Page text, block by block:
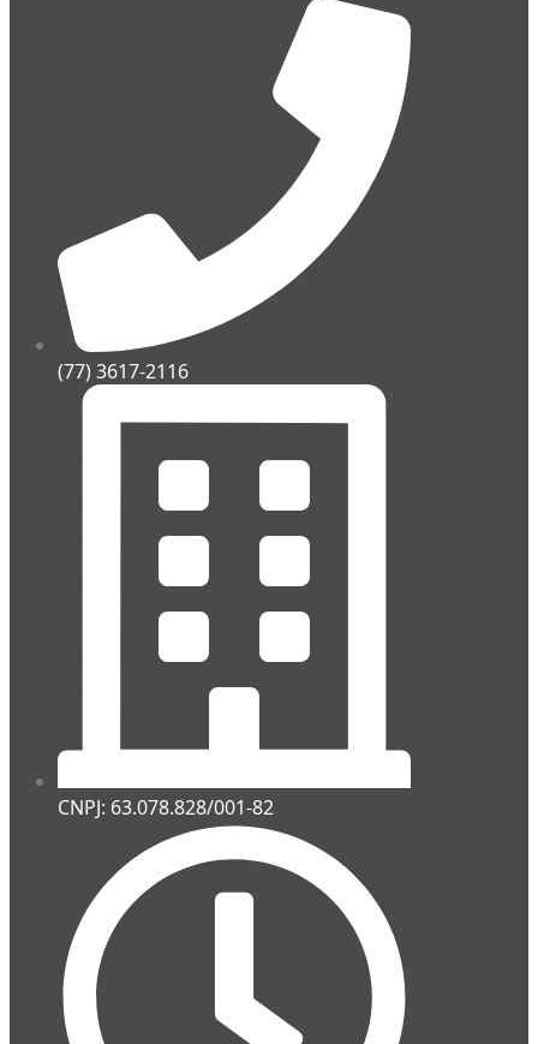
(77) 3617-2116
CNPJ: 63.078.828/001-82